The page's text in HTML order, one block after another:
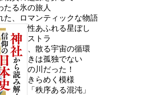
る氷の旅人
た、ロマンティックな物語
れた個性あふれる星ぼし
オーケストラ
、輝き、散る宇宙の循環
れるときは孤独でない
は天の川だった！
描く、きらめく模様
うな「秩序ある混沌」